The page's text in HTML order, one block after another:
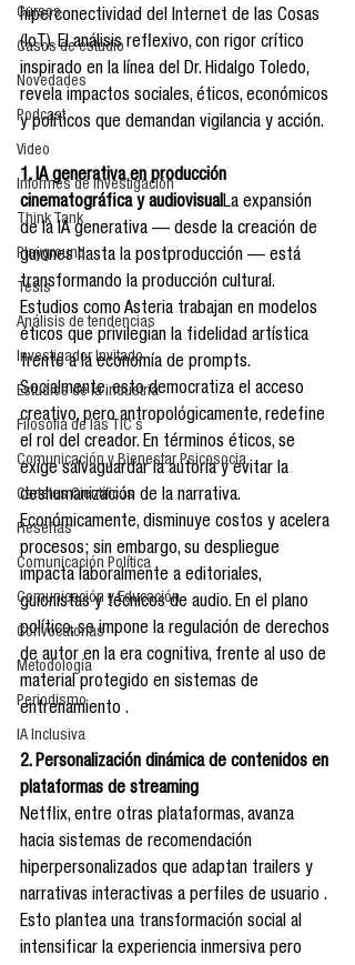
Cursos
Casos de estudio
Novedades
Podcast
Video
Informes de investigación
Think Tank
Playground
Tesis
Análisis de tendencias
Investigador Invitado
Estudios de la industria
Filosofía de las TIC´s
Comunicación y Bienestar Psicosocia
Carteles Científicos
Reseñas
Comunicación Política
Comunicación y Educación
Convocatorias
Metodología
Periodismo
IA Inclusiva
hiperconectividad del Internet de las Cosas
(IoT). El análisis reflexivo, con rigor crítico
inspirado en la línea del Dr. Hidalgo Toledo,
revela impactos sociales, éticos, económicos
y políticos que demandan vigilancia y acción.
1. IA generativa en producción
cinematográfica y audiovisualLa expansión
de la IA generativa — desde la creación de
guiones hasta la postproducción — está
transformando la producción cultural.
Estudios como Asteria trabajan en modelos
éticos que privilegian la fidelidad artística
frente a la economía de prompts.
Socialmente, esto democratiza el acceso
creativo, pero antropológicamente, redefine
el rol del creador. En términos éticos, se
exige salvaguardar la autoría y evitar la
deshumanización de la narrativa.
Económicamente, disminuye costos y acelera
procesos; sin embargo, su despliegue
impacta laboralmente a editoriales,
guionistas y técnicos de audio. En el plano
político, se impone la regulación de derechos
de autor en la era cognitiva, frente al uso de
material protegido en sistemas de
entrenamiento .
2. Personalización dinámica de contenidos en
plataformas de streaming
Netflix, entre otras plataformas, avanza
hacia sistemas de recomendación
hiperpersonalizados que adaptan trailers y
narrativas interactivas a perfiles de usuario .
Esto plantea una transformación social al
intensificar la experiencia inmersiva pero